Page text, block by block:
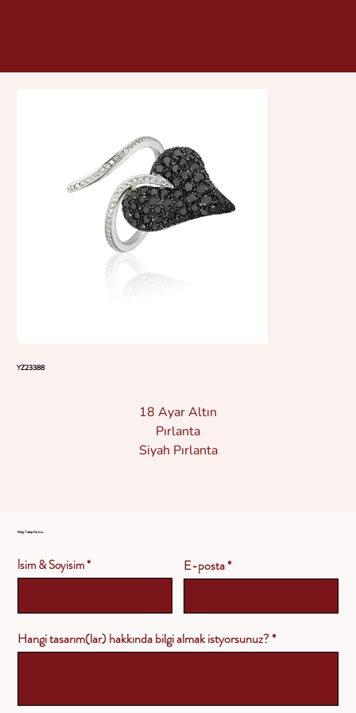
YZ23388
18 Ayar Altın
Pırlanta
Siyah Pırlanta
Bilgi Talep Formu
İsim & Soyisim E-posta
Hangi tasarım(lar) hakkında bilgi almak istyorsunuz?